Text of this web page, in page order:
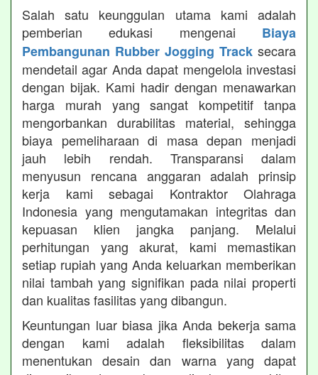
Salah satu keunggulan utama kami adalah
pemberian edukasi mengenai Biaya
Pembangunan Rubber Jogging Track secara
mendetail agar Anda dapat mengelola investasi
dengan bijak. Kami hadir dengan menawarkan
harga murah yang sangat kompetitif tanpa
mengorbankan durabilitas material, sehingga
biaya pemeliharaan di masa depan menjadi
jauh lebih rendah. Transparansi dalam
menyusun rencana anggaran adalah prinsip
kerja kami sebagai Kontraktor Olahraga
Indonesia yang mengutamakan integritas dan
kepuasan klien jangka panjang. Melalui
perhitungan yang akurat, kami memastikan
setiap rupiah yang Anda keluarkan memberikan
nilai tambah yang signifikan pada nilai properti
dan kualitas fasilitas yang dibangun.
Keuntungan luar biasa jika Anda bekerja sama
dengan kami adalah fleksibilitas dalam
menentukan desain dan warna yang dapat